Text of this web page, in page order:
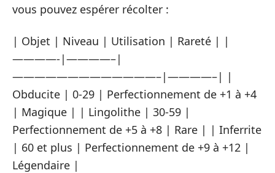
vous pouvez espérer récolter :
| Objet | Niveau | Utilisation | Rareté | |
————-|————–|
—————————————–|————–| |
Obducite | 0-29 | Perfectionnement de +1 à +4
| Magique | | Lingolithe | 30-59 |
Perfectionnement de +5 à +8 | Rare | | Inferrite
| 60 et plus | Perfectionnement de +9 à +12 |
Légendaire |